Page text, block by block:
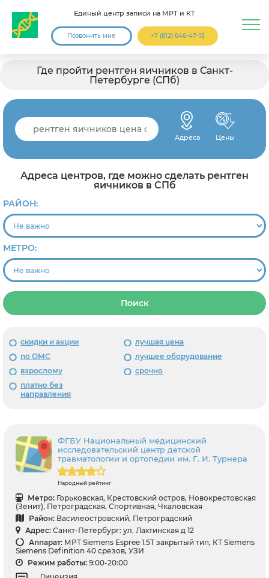
Единый центр записи на МРТ и КТ
Позвонить мне +7 (812) 646-47-13
Где пройти рентген яичников в Санкт-
Петербурге (СПб)
Адреса Цены
Адреса центров, где можно сделать рентген
яичников в СПб
РАЙОН:
МЕТРО:
Поиск
скидки и акции
лучшая цена
по ОМС
лучшее оборудование
взрослому
срочно
платно без
направления
ФГБУ Национальный медицинский
исследовательский центр детской
травматологии и ортопедии им. Г. И. Турнера
Народный рейтинг
Метро: Горьковская, Крестовский остров, Новокрестовская
(Зенит), Петроградская, Спортивная, Чкаловская
Район: Василеостровский, Петроградский
Адрес: Санкт-Петербург: ул. Лахтинская д 12
Аппарат: МРТ Siemens Espree 1.5Т закрытый тип, КТ Siemens
Siemens Definition 40 срезов, УЗИ
Режим работы: 9:00-20:00